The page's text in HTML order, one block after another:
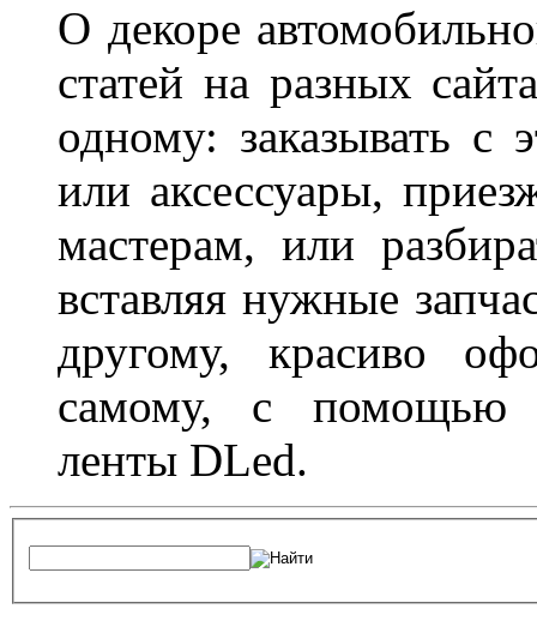
О декоре
статей на разных
одному: заказывать с
или аксессуары,
мастерам, или
вставляя нужные
другому, красиво
самому, с помощью
ленты DLed.